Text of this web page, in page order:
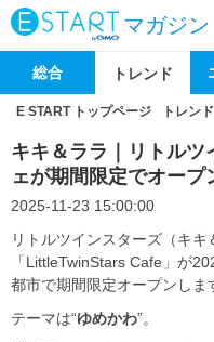
マガジン
総合 トレンド
E START トップページ トレンド
キキ＆ララ｜リトルツ
ェが期間限定でオープ
2025-11-23 15:00:00
リトルツインスターズ（キキ
「LittleTwinStars Cafe」が
都市で期間限定オープンしま
テーマは“ゆめかわ”。